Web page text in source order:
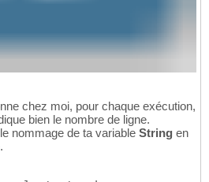
chez moi, pour chaque exécution,
bien le nombre de ligne.
nommage de ta variable String en